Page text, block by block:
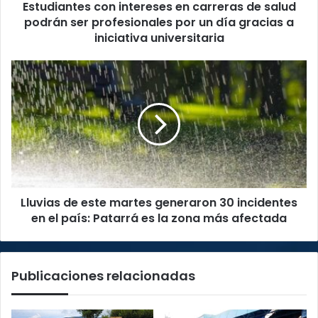
profesionales
por
gracias
a
iniciativa
universitaria
Estudiantes con intereses en carreras de salud
podrán ser profesionales por un día gracias a
iniciativa universitaria
Lluvias
de
este
martes
generaron
30
incidentes
en
país:
Patarrá
más
Lluvias de este martes generaron 30 incidentes
en el país: Patarrá es la zona más afectada
Publicaciones relacionadas